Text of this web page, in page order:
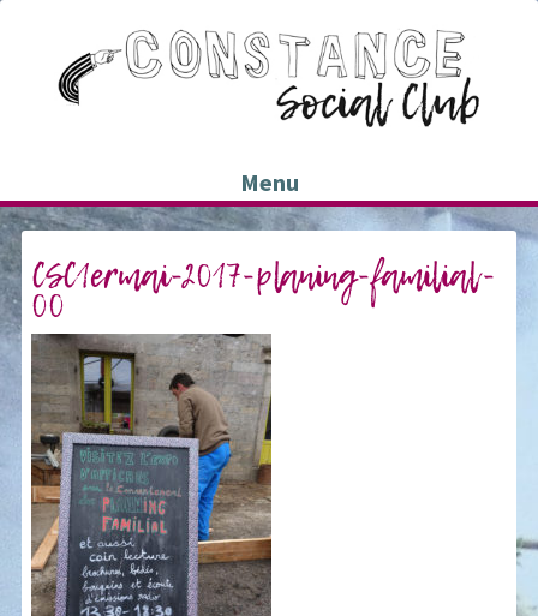
Menu
CSC1ermai-2017-planing-familial-
00